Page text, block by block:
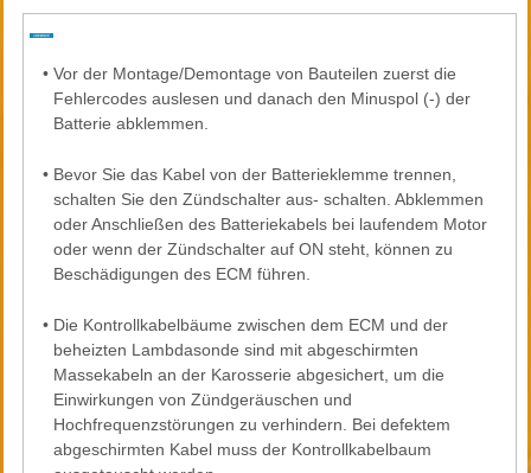
• Vor der Montage/Demontage von Bauteilen zuerst die
Fehlercodes auslesen und danach den Minuspol (-) der
Batterie abklemmen.
• Bevor Sie das Kabel von der Batterieklemme trennen,
schalten Sie den Zündschalter aus- schalten. Abklemmen
oder Anschließen des Batteriekabels bei laufendem Motor
oder wenn der Zündschalter auf ON steht, können zu
Beschädigungen des ECM führen.
• Die Kontrollkabelbäume zwischen dem ECM und der
beheizten Lambdasonde sind mit abgeschirmten
Massekabeln an der Karosserie abgesichert, um die
Einwirkungen von Zündgeräuschen und
Hochfrequenzstörungen zu verhindern. Bei defektem
abgeschirmten Kabel muss der Kontrollkabelbaum